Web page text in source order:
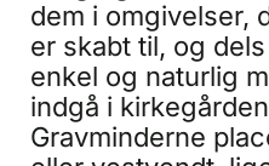
dem i omgivelser,
er skabt til, og
enkel og naturlig
indgå i
Gravminderne